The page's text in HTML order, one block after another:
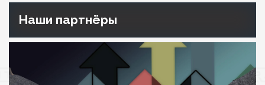
Наши партнёры